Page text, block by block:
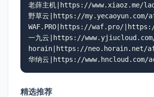
老薛主机|https://www.xiaoz.me/
野草云|https://
WAF.PRO|https://waf.pro/
一九云|https://www.yjiucloud.com/
horain|https://neo.horain.net/aff/
华纳云|https://
精选推荐